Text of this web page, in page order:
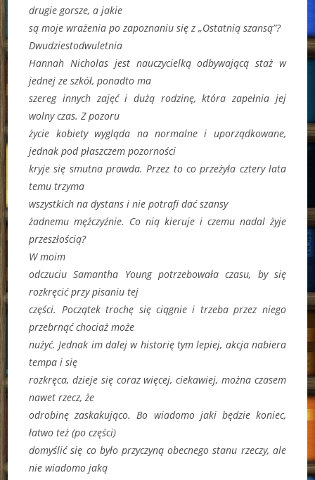
drugie gorsze, a jakie
są moje wrażenia po zapoznaniu się z „Ostatnią szansą”?
Dwudziestodwuletnia
Hannah Nicholas jest nauczycielką odbywającą staż w
jednej ze szkół, ponadto ma
szereg innych zajęć i dużą rodzinę, która zapełnia jej
wolny czas. Z pozoru
życie kobiety wygląda na normalne i uporządkowane,
jednak pod płaszczem pozorności
kryje się smutna prawda. Przez to co przeżyła cztery lata
temu trzyma
wszystkich na dystans i nie potrafi dać szansy
żadnemu mężczyźnie. Co nią kieruje i czemu nadal żyje
przeszłością?
W moim
odczuciu Samantha Young potrzebowała czasu, by się
rozkręcić przy pisaniu tej
części. Początek trochę się ciągnie i trzeba przez niego
przebrnąć chociaż może
nużyć. Jednak im dalej w historię tym lepiej, akcja nabiera
tempa i się
rozkręca, dzieje się coraz więcej, ciekawiej, można czasem
nawet rzecz, że
odrobinę zaskakująco. Bo wiadomo jaki będzie koniec,
łatwo też (po części)
domyślić się co było przyczyną obecnego stanu rzeczy, ale
nie wiadomo jaką